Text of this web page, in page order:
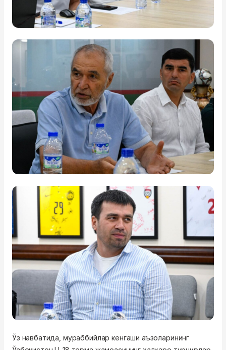
Ўз навбатида, мураббийлар кенгаши аъзоларининг